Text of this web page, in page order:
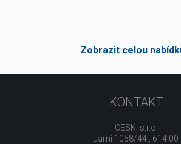
Zobrazit celou
KONTAKT
CESK, s.r.o.
Jarní 1058/44i, 614 00